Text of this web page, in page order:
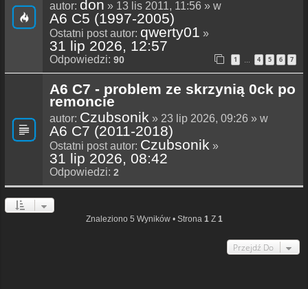
autor: don » 13 lis 2011, 11:56 » w
A6 C5 (1997-2005)
Ostatni post autor: qwerty01 »
31 lip 2026, 12:57
Odpowiedzi: 90 1 … 4 5 6 7
A6 C7 - problem ze skrzynią 0ck po
remoncie
autor: Czubsonik » 23 lip 2026, 09:26 » w
A6 C7 (2011-2018)
Ostatni post autor: Czubsonik »
31 lip 2026, 08:42
Odpowiedzi: 2
Znaleziono 5 Wyników • Strona 1 Z 1
Przejdź Do